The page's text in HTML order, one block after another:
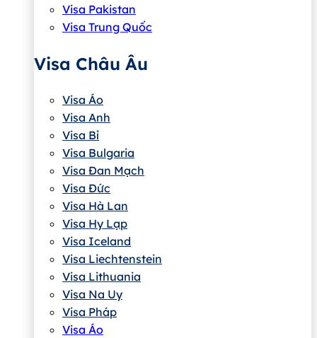
Visa Pakistan
Visa Trung Quốc
Visa Châu Âu
Visa Áo
Visa Anh
Visa Bỉ
Visa Bulgaria
Visa Đan Mạch
Visa Đức
Visa Hà Lan
Visa Hy Lạp
Visa Iceland
Visa Liechtenstein
Visa Lithuania
Visa Na Uy
Visa Pháp
Visa Áo